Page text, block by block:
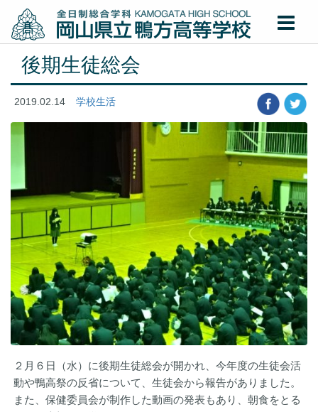
後期生徒総会
2019.02.14 学校生活
２月６日（水）に後期生徒総会が開かれ、今年度の生徒会活
動や鴨高祭の反省について、生徒会から報告がありました。
また、保健委員会が制作した動画の発表もあり、朝食をとる